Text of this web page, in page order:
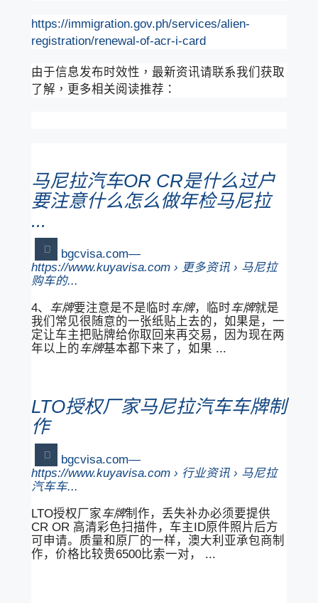
https://immigration.gov.ph/services/alien-
registration/renewal-of-acr-i-card
由于信息发布时效性，最新资讯请联系我们获取
了解，更多相关阅读推荐：
马尼拉汽车OR CR是什么过户
要注意什么怎么做年检马尼拉
...
bgcvisa.com
https://www.kuyavisa.com › 更多资讯 › 马尼拉
购车的...
4、 车牌要注意是不是临时车牌，临时车牌就是
我们常见很随意的一张纸贴上去的，如果是，一
定让车主把贴牌给你取回来再交易，因为现在两
年以上的车牌基本都下来了，如果 ...
LTO授权厂家马尼拉汽车车牌制
作
bgcvisa.com
https://www.kuyavisa.com › 行业资讯 › 马尼拉
汽车车...
LTO授权厂家车牌制作，丢失补办必须要提供
CR OR 高清彩色扫描件，车主ID原件照片后方
可申请。质量和原厂的一样，澳大利亚承包商制
作，价格比较贵6500比索一对， ...